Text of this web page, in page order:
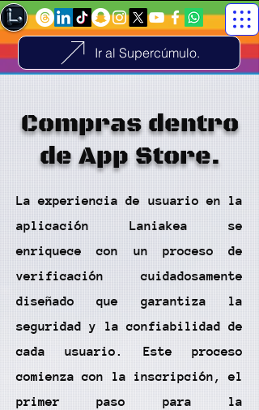
Ir al Supercúmulo.
Compras dentro
de App Store.
La experiencia de usuario en la
aplicación Laniakea se
enriquece con un proceso de
verificación cuidadosamente
diseñado que garantiza la
seguridad y la confiabilidad de
cada usuario. Este proceso
comienza con la inscripción, el
primer paso para la